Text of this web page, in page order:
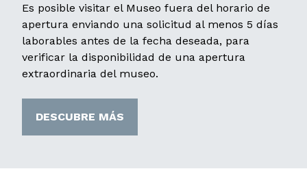
Es posible visitar el Museo fuera del horario de
apertura enviando una solicitud al menos 5 días
laborables antes de la fecha deseada, para
verificar la disponibilidad de una apertura
extraordinaria del museo.
DESCUBRE MÁS